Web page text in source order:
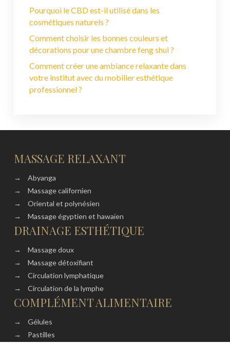
Pourquoi le CBD est-il utilisé dans les
cosmétiques naturels ?
Comment choisir les bonnes couleurs et
décorations pour une chambre feng shui ?
Comment créer une ambiance relaxante dans
votre institut avec du mobilier esthétique
professionnel ?
MASSAGE RELAXANT
→
Abyanga
→
Massage californien
→
Oriental et polynésien
→
Massage égyptien et hawaïen
DRAINAGE ESTHÉTIQUE
→
Massage doux
→
Massage détoxifiant
→
Circulation lymphatique
→
Circulation de la lymphe
COMPLÉMENT ALIMENTAIRE
→
Gélules
→
Pastilles